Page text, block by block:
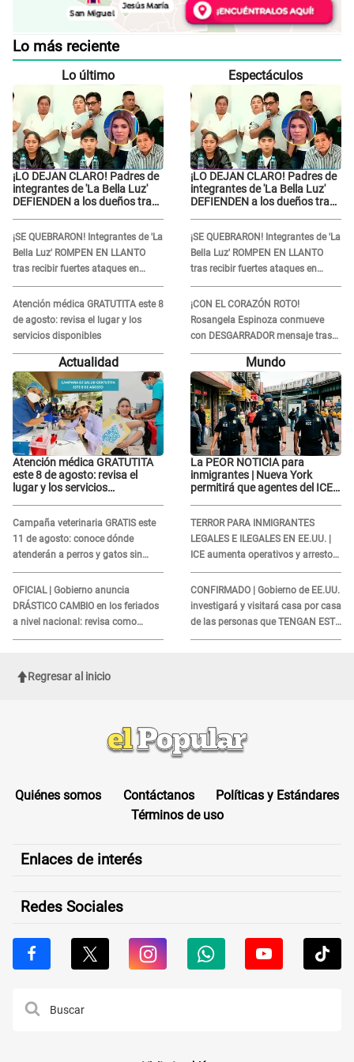
Lo más reciente
Lo último
¡LO DEJAN CLARO! Padres de
integrantes de 'La Bella Luz'
DEFIENDEN a los dueños tras
¡SE QUEBRARON! Integrantes de 'La
Bella Luz' ROMPEN EN LLANTO
tras recibir fuertes ataques en
redes por DENUNCIA de acoso
contra Naldy Saldaña
Atención médica GRATUTITA este 8
de agosto: revisa el lugar y los
servicios disponibles
Espectáculos
¡LO DEJAN CLARO! Padres de
integrantes de 'La Bella Luz'
DEFIENDEN a los dueños tras
¡SE QUEBRARON! Integrantes de 'La
Bella Luz' ROMPEN EN LLANTO
tras recibir fuertes ataques en
redes por DENUNCIA de acoso
contra Naldy Saldaña
¡CON EL CORAZÓN ROTO!
Rosangela Espinoza conmueve
con DESGARRADOR mensaje tras
terrible pérdida: "Descansa en
Actualidad
Atención médica GRATUTITA
este 8 de agosto: revisa el
lugar y los servicios
Campaña veterinaria GRATIS este
11 de agosto: conoce dónde
atenderán a perros y gatos sin
costo
OFICIAL | Gobierno anuncia
DRÁSTICO CAMBIO en los feriados
a nivel nacional: revisa como
quedarán los DÍAS LIBRES
Mundo
La PEOR NOTICIA para
inmigrantes | Nueva York
permitirá que agentes del ICE
TERROR PARA INMIGRANTES
LEGALES E ILEGALES EN EE.UU. |
ICE aumenta operativos y arrestos
a extranjeros en aeropuertos
CONFIRMADO | Gobierno de EE.UU.
investigará y visitará casa por casa
de las personas que TENGAN ESTE
TRABAJO
Regresar al inicio
Quiénes somos Contáctanos
Políticas y Estándares
Términos de uso
Enlaces de interés
Redes Sociales